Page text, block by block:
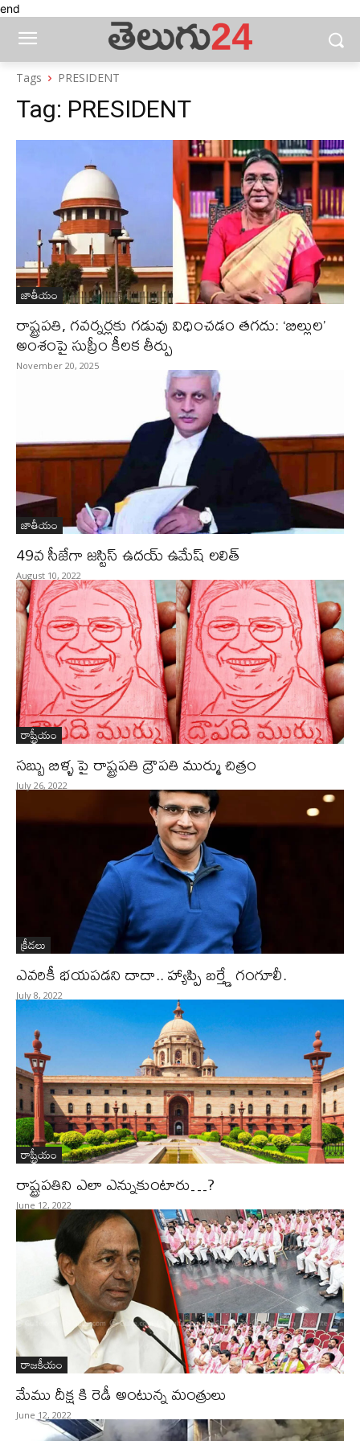
end
Tags PRESIDENT
Tag: PRESIDENT
జాతీయం
రాష్ట్రపతి, గవర్నర్లకు గడువు విధించడం తగదు: ‘బిల్లుల’
అంశంపై సుప్రీం కీలక తీర్పు
November 20, 2025
జాతీయం
49వ సీజేగా జస్టిస్ ఉదయ్ ఉమేష్‌ లలిత్
August 10, 2022
రాష్ట్రీయం
సబ్బు బిళ్ళ పై రాష్ట్రపతి ద్రౌపతి ముర్ము చిత్రం
July 26, 2022
క్రీడలు
ఎవరికీ భయపడని దాదా.. హ్యాప్పి బర్త్డే గంగూలీ.
July 8, 2022
రాష్ట్రీయం
రాష్ట్రపతిని ఎలా ఎన్నుకుంటారు…?
June 12, 2022
రాజకీయం
మేము దీక్ష కి రెడీ అంటున్న మంత్రులు
June 12, 2022